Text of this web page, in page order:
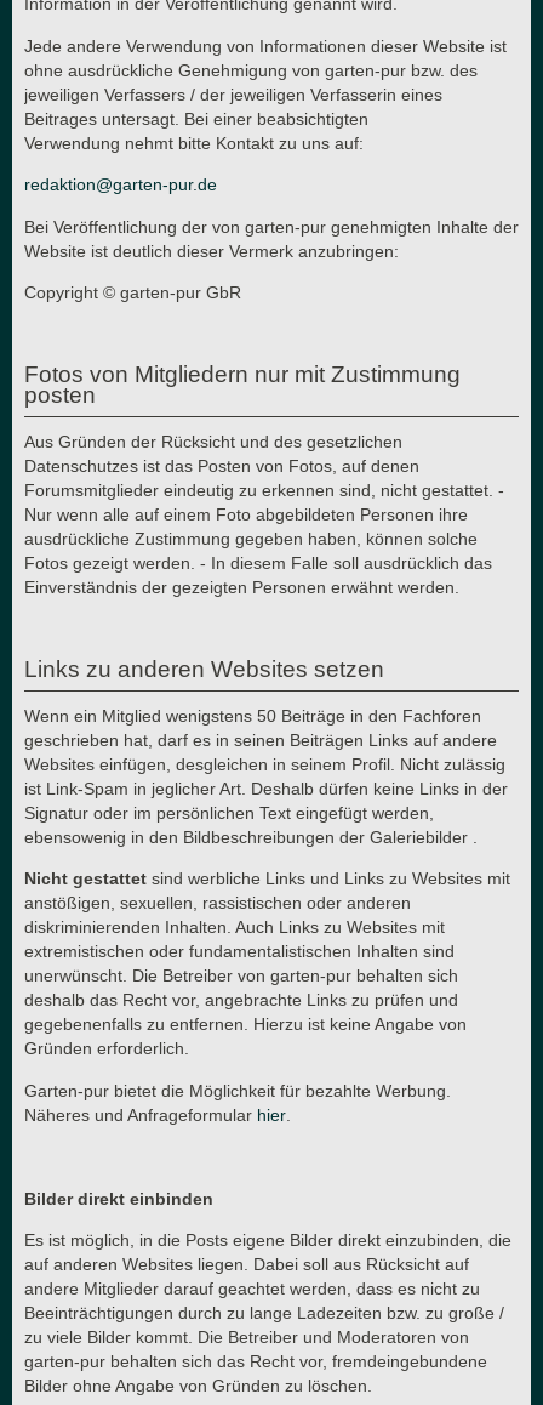
Information in der Veröffentlichung genannt wird.
Jede andere Verwendung von Informationen dieser Website ist
ohne ausdrückliche Genehmigung von garten-pur bzw. des
jeweiligen Verfassers / der jeweiligen Verfasserin eines
Beitrages untersagt. Bei einer beabsichtigten
Verwendung nehmt bitte Kontakt zu uns auf:
redaktion@garten-pur.de
Bei Veröffentlichung der von garten-pur genehmigten Inhalte der
Website ist deutlich dieser Vermerk anzubringen:
Copyright © garten-pur GbR
Fotos von Mitgliedern nur mit Zustimmung
posten
Aus Gründen der Rücksicht und des gesetzlichen
Datenschutzes ist das Posten von Fotos, auf denen
Forumsmitglieder eindeutig zu erkennen sind, nicht gestattet. -
Nur wenn alle auf einem Foto abgebildeten Personen ihre
ausdrückliche Zustimmung gegeben haben, können solche
Fotos gezeigt werden. - In diesem Falle soll ausdrücklich das
Einverständnis der gezeigten Personen erwähnt werden.
Links zu anderen Websites setzen
Wenn ein Mitglied wenigstens 50 Beiträge in den Fachforen
geschrieben hat, darf es in seinen Beiträgen Links auf andere
Websites einfügen, desgleichen in seinem Profil. Nicht zulässig
ist Link-Spam in jeglicher Art. Deshalb dürfen keine Links in der
Signatur oder im persönlichen Text eingefügt werden,
ebensowenig in den Bildbeschreibungen der Galeriebilder .
Nicht gestattet sind werbliche Links und Links zu Websites mit
anstößigen, sexuellen, rassistischen oder anderen
diskriminierenden Inhalten. Auch Links zu Websites mit
extremistischen oder fundamentalistischen Inhalten sind
unerwünscht. Die Betreiber von garten-pur behalten sich
deshalb das Recht vor, angebrachte Links zu prüfen und
gegebenenfalls zu entfernen. Hierzu ist keine Angabe von
Gründen erforderlich.
Garten-pur bietet die Möglichkeit für bezahlte Werbung.
Näheres und Anfrageformular hier
Bilder direkt einbinden
Es ist möglich, in die Posts eigene Bilder direkt einzubinden, die
auf anderen Websites liegen. Dabei soll aus Rücksicht auf
andere Mitglieder darauf geachtet werden, dass es nicht zu
Beeinträchtigungen durch zu lange Ladezeiten bzw. zu große /
zu viele Bilder kommt. Die Betreiber und Moderatoren von
garten-pur behalten sich das Recht vor, fremdeingebundene
Bilder ohne Angabe von Gründen zu löschen.